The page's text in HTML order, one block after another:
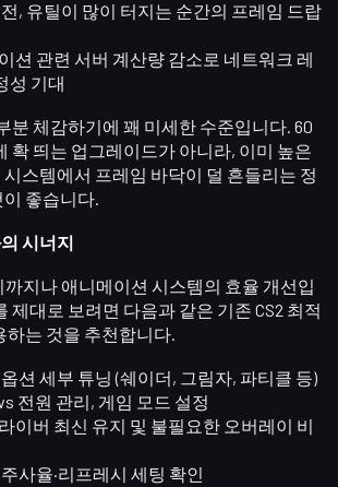
, 유틸이 많이 터지는 순간의 프레임 드랍
션 관련 서버 계산량 감소로 네트워크 레
성 기대
분 체감하기에 꽤 미세한 수준입니다. 60
확 띄는 업그레이드가 아니라, 이미 높은
스템에서 프레임 바닥이 덜 흔들리는 정
좋습니다.
시너지
까지나 애니메이션 시스템의 효율 개선입
제대로 보려면 다음과 같은 기존 CS2 최적
하는 것을 추천합니다.
션 세부 튜닝 (쉐이더, 그림자, 파티클 등)
전원 관리, 게임 모드 설정
이버 최신 유지 및 불필요한 오버레이 비
사율·리프레시 세팅 확인